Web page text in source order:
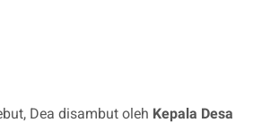
Dea disambut oleh Kepala Desa